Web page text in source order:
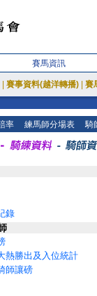
賽馬資訊
賽事資料(越洋轉播) 賽
率 練馬師分場表 騎
錄
熱勝出及入位統計
師讓磅